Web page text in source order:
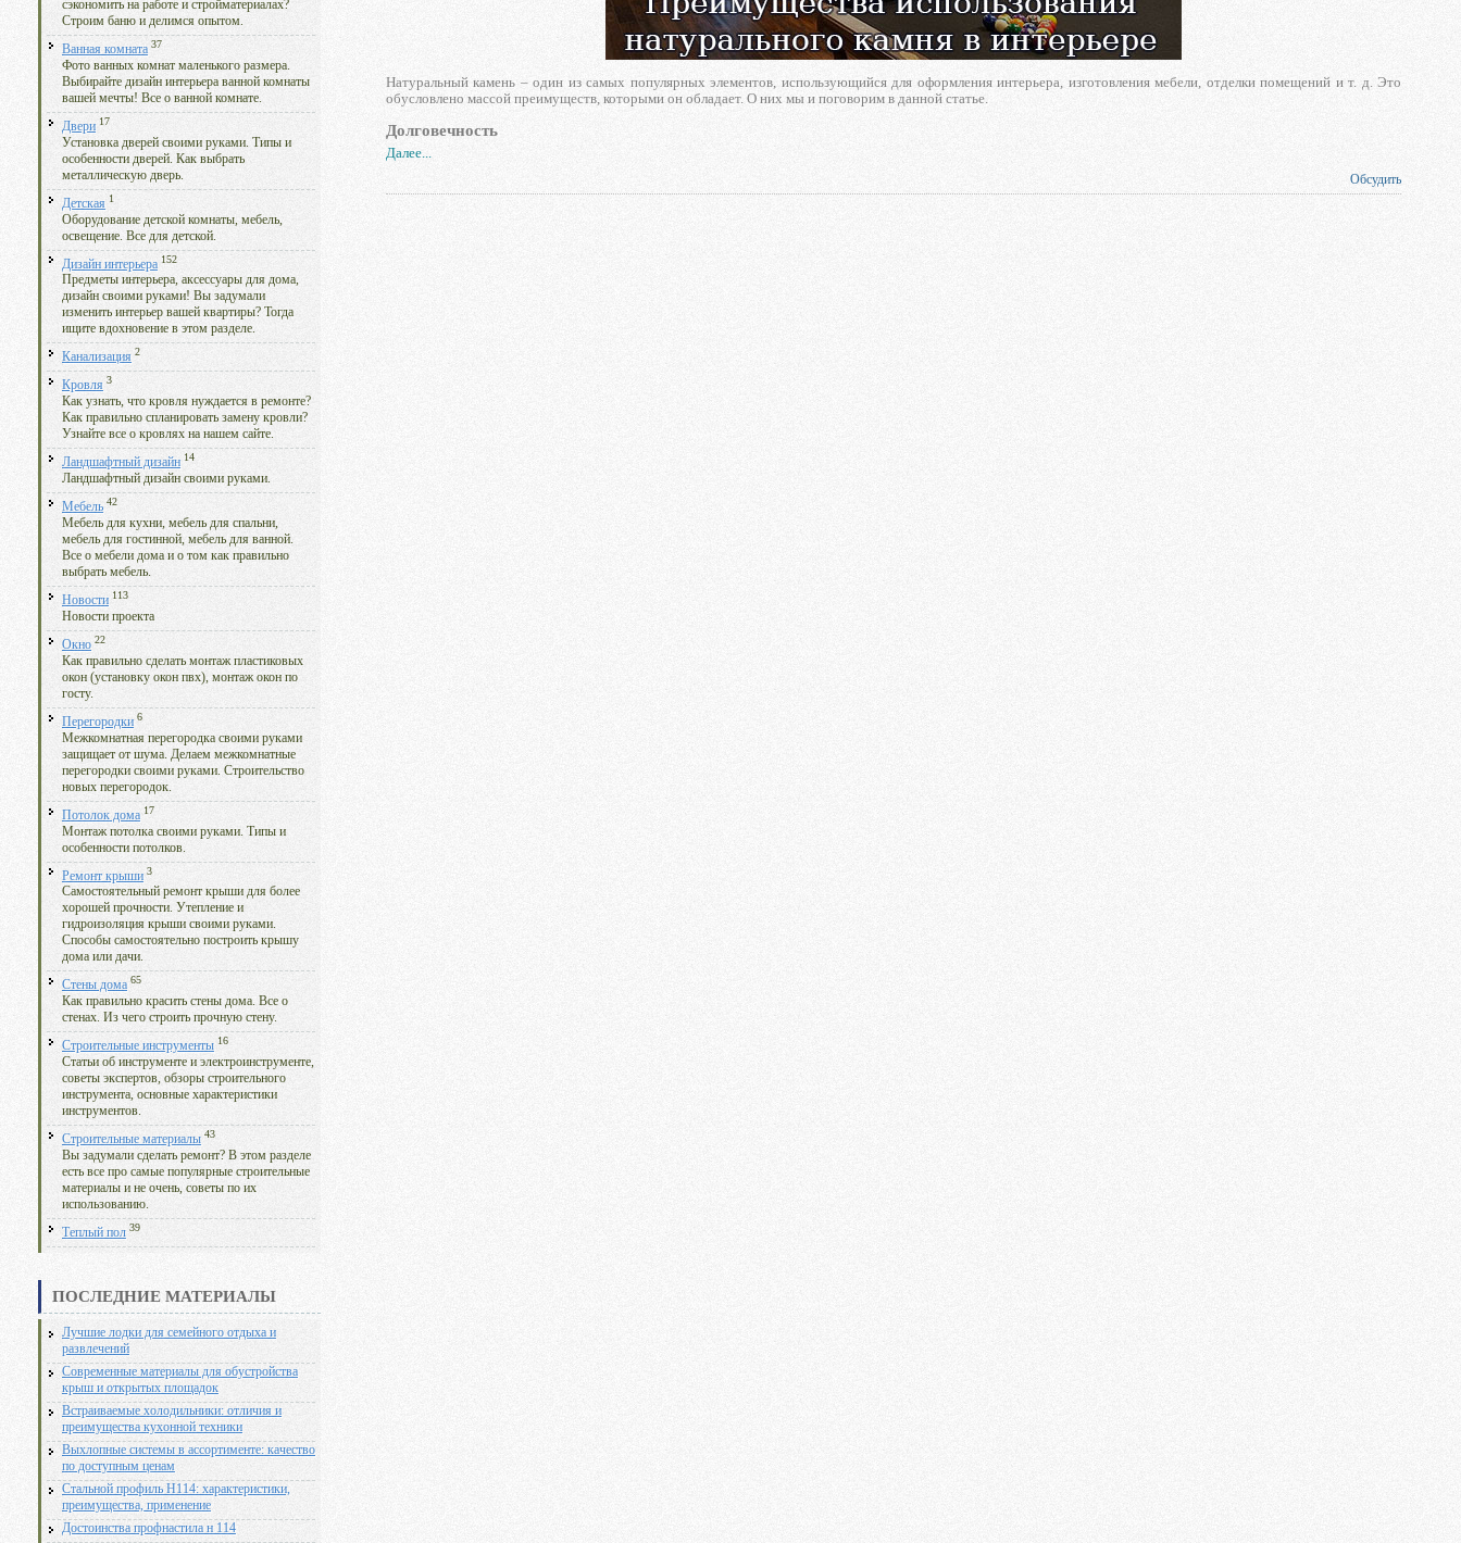
сэкономить на работе и стройматериалах?
Строим баню и делимся опытом.
Ванная комната 37
Фото ванных комнат маленького размера.
Выбирайте дизайн интерьера ванной комнаты
вашей мечты! Все о ванной комнате.
Двери 17
Установка дверей своими руками. Типы и
особенности дверей. Как выбрать
металлическую дверь.
Детская 1
Оборудование детской комнаты, мебель,
освещение. Все для детской.
Дизайн интерьера 152
Предметы интерьера, аксессуары для дома,
дизайн своими руками! Вы задумали
изменить интерьер вашей квартиры? Тогда
ищите вдохновение в этом разделе.
Канализация 2
Кровля 3
Как узнать, что кровля нуждается в ремонте?
Как правильно спланировать замену кровли?
Узнайте все о кровлях на нашем сайте.
Ландшафтный дизайн 14
Ландшафтный дизайн своими руками.
Мебель 42
Мебель для кухни, мебель для спальни,
мебель для гостинной, мебель для ванной.
Все о мебели дома и о том как правильно
выбрать мебель.
Новости 113
Новости проекта
Окно 22
Как правильно сделать монтаж пластиковых
окон (установку окон пвх), монтаж окон по
госту.
Перегородки 6
Межкомнатная перегородка своими руками
защищает от шума. Делаем межкомнатные
перегородки своими руками. Строительство
новых перегородок.
Потолок дома 17
Монтаж потолка своими руками. Типы и
особенности потолков.
Ремонт крыши 3
Самостоятельный ремонт крыши для более
хорошей прочности. Утепление и
гидроизоляция крыши своими руками.
Способы самостоятельно построить крышу
дома или дачи.
Стены дома 65
Как правильно красить стены дома. Все о
стенах. Из чего строить прочную стену.
Строительные инструменты 16
Статьи об инструменте и электроинструменте,
советы экспертов, обзоры строительного
инструмента, основные характеристики
инструментов.
Строительные материалы 43
Вы задумали сделать ремонт? В этом разделе
есть все про самые популярные строительные
материалы и не очень, советы по их
использованию.
Теплый пол 39
ПОСЛЕДНИЕ МАТЕРИАЛЫ
Лучшие лодки для семейного отдыха и
развлечений
Современные материалы для обустройства
крыш и открытых площадок
Встраиваемые холодильники: отличия и
преимущества кухонной техники
Выхлопные системы в ассортименте: качество
по доступным ценам
Стальной профиль Н114: характеристики,
преимущества, применение
Достоинства профнастила н 114
Натуральный камень – один из самых популярных элементов, использующийся для оформления интерьера, изготовления мебели, отделки помещений и т. д. Это
обусловлено массой преимуществ, которыми он обладает. О них мы и поговорим в данной статье.
Долговечность
Далее...
Обсудить